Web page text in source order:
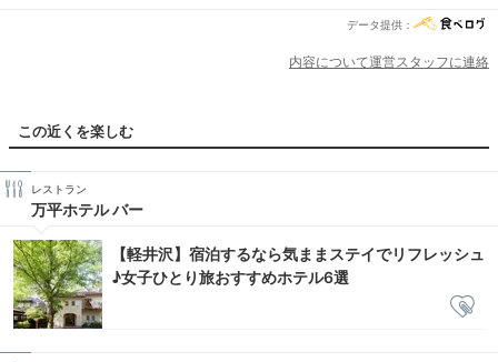
データ提供：
内容について運営スタッフに連絡
この近くを楽しむ
レストラン
万平ホテル バー
【軽井沢】宿泊するなら気ままステイでリフレッシュ
♪女子ひとり旅おすすめホテル6選